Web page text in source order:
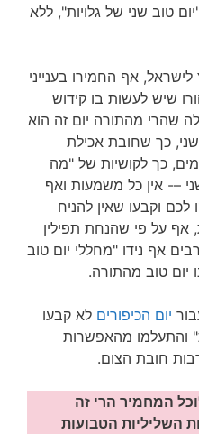
טוב שני של גלויות", ללא
אף החמירו בענייני
שיש לעשות בו קידוש
שהרי מהתורה יום זה הוא
כך שחובת אכילת
כך לקושיות של "מה
–- אין כל משמעות ואף
וקבעו שאין להניח
אף על פי שהנחת תפילין
אף נידו "מחללי יום טוב
יום טוב מהתורה.
יום הכיפורים לא קבעו
והתעלמו מהאפשרות
חובת הצום.
המחמיר הרי זה
השליליות הטבועות